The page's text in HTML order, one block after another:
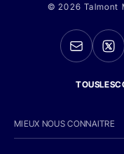
© 2026 Talmont
MIEUX NOUS CONNAITRE